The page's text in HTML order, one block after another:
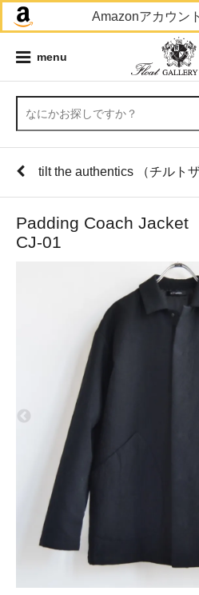
Amazonアカウン
menu
tilt the authentics （チルト
Padding Coach Jacket
CJ-01